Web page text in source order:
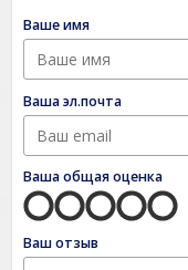
Ваше имя
Ваша эл.почта
Ваша общая оценка
Ваш отзыв